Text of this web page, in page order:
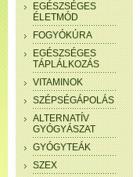
EGÉSZSÉGES
ÉLETMÓD
FOGYÓKÚRA
EGÉSZSÉGES
TÁPLÁLKOZÁS
VITAMINOK
SZÉPSÉGÁPOLÁS
ALTERNATÍV
GYÓGYÁSZAT
GYÓGYTEÁK
SZEX